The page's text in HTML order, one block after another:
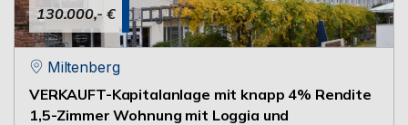
130.000,- €
Miltenberg
VERKAUFT-Kapitalanlage mit knapp 4% Rendite
1,5-Zimmer Wohnung mit Loggia und